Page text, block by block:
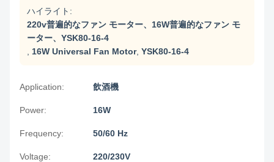
ハイライト:
220v普遍的なファン モーター、16W普遍的なファン モ
ーター、YSK80-16-4
16W Universal Fan Motor, YSK80-16-4
Application: 飲酒機
Power: 16W
Frequency: 50/60 Hz
Voltage: 220/230V